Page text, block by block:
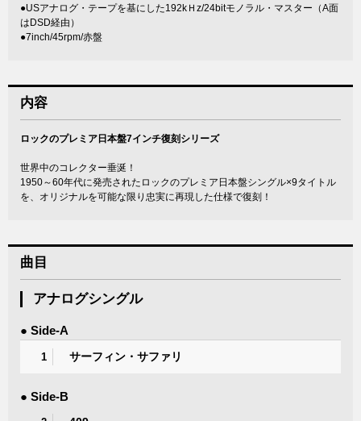
●USアナログ・テープを基にした192kＨz/24bitモノラル・マスター（A面
はDSD経由）
●7inch/45rpm/赤盤
内容
ロックのプレミア日本盤7インチ復刻シリーズ
世界中のコレクター垂涎！
1950～60年代に発売されたロックのプレミア日本盤シングル×9タイトル
を、オリジナルを可能な限り忠実に再現した仕様で復刻！
曲目
アナログシングル
● Side-A
1 サーフィン・サファリ
● Side-B